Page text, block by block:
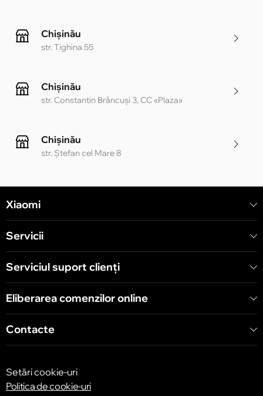
Chișinău
str. Tighina 55
Chișinău
str. Constantin Brâncuși 3, CC «Plaza»
Chișinău
str. Ștefan cel Mare 8
Chișinău
str. Arborilor 21, CC «Shopping MallDova»
Xiaomi
Servicii
Serviciul suport clienţi
Eliberarea comenzilor online
Contacte
Setări cookie-uri
Politica de cookie-uri